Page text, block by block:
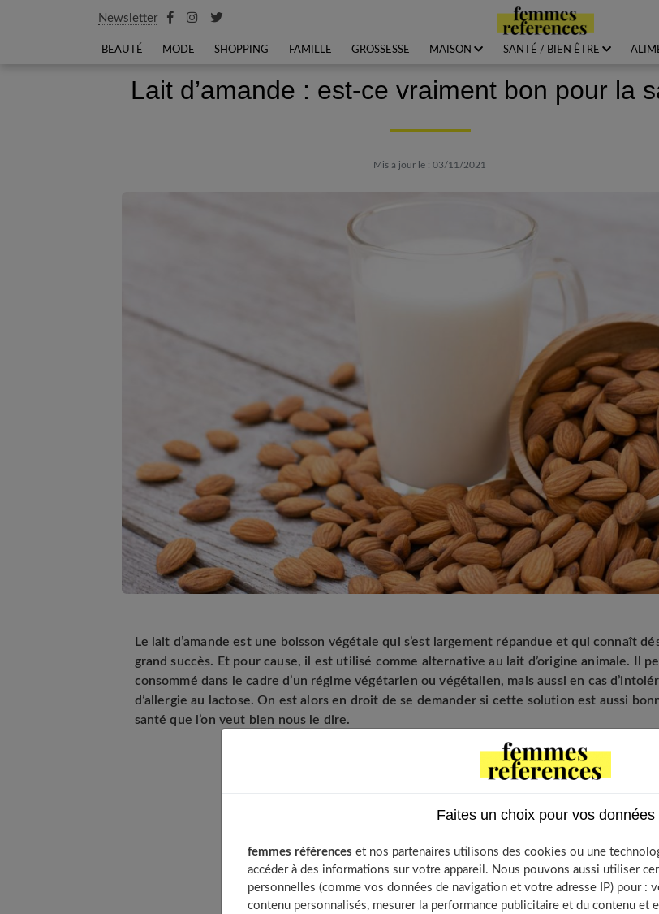
Newsletter
BEAUTÉ MODE SHOPPING FAMILLE GROSSESSE MAISON SANTÉ / BIEN ÊTRE
Lait d’amande : est-ce vraiment bon pour la
Mis à jour le : 03/11/2021
Le lait d’amande est une boisson végétale qui s’est largement répandue et qui connaît
grand succès. Et pour cause, il est utilisé comme alternative au lait d’origine animale. Il
consommé dans le cadre d’un régime végétarien ou végétalien, mais aussi en cas
d’allergie au lactose. On est alors en droit de se demander si cette solution est aussi
santé que l’on veut bien nous le dire.
Le lait d’amande, qu’est-ce que c’est précisément ?
Quels sont ses bienfaits ?
Lait d’amande et minceur, sont-ils compatibles ?
Quelles sont les précautions à prendre ?
Faites un choix pour vos données
femmes références et nos partenaires utilisons des cookies ou une
accéder à des informations sur votre appareil. Nous pouvons aussi utiliser
personnelles (comme vos données de navigation et votre adresse IP) pour :
contenu personnalisés, mesurer la performance publicitaire et du contenu et